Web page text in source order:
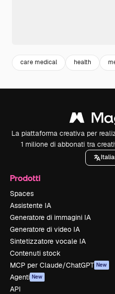
care medical health
La piattaforma creativa per
1 milione di abbonati tra
Prodotti
Spaces
Assistente IA
Generatore di immagini IA
Generatore di video IA
Sintetizzatore vocale IA
Contenuti stock
MCP per Claude/ChatGPT New
Agenti New
API